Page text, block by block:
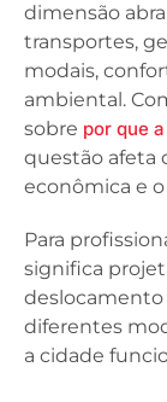
dimensão
transportes,
modais,
ambiental.
sobre por que
questão afeta
econômica e
Para
significa
deslocamento
diferentes
a cidade